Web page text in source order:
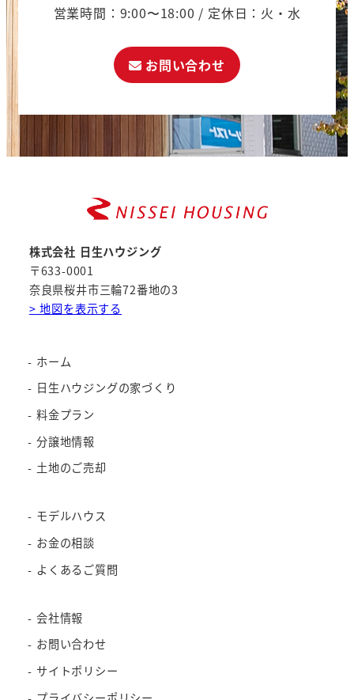
営業時間：9:00〜18:00 / 定休日：火・水
お問い合わせ
株式会社 日生ハウジング
〒633-0001
奈良県桜井市三輪72番地の3
> 地図を表示する
ホーム
日生ハウジングの家づくり
料金プラン
分譲地情報
土地のご売却
モデルハウス
お金の相談
よくあるご質問
会社情報
お問い合わせ
サイトポリシー